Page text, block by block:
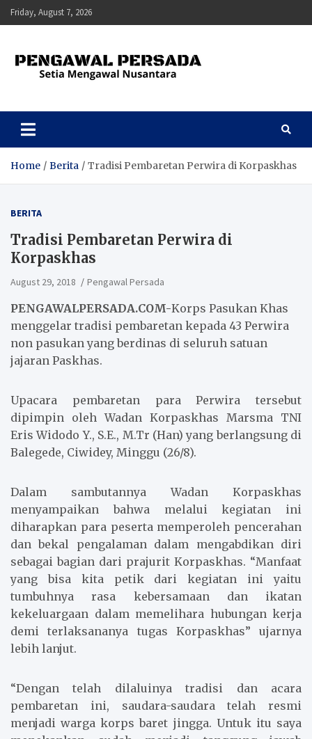
Skip
to
Friday, August 7, 2026
Pengawal Persada
Home Berita Tradisi Pembaretan Perwira di Korpaskhas
BERITA
Tradisi Pembaretan Perwira di
Korpaskhas
August 29, 2018 Pengawal Persada
PENGAWALPERSADA.COM-Korps Pasukan Khas
menggelar tradisi pembaretan kepada 43 Perwira
non pasukan yang berdinas di seluruh satuan
jajaran Paskhas.
Upacara pembaretan para Perwira tersebut
dipimpin oleh Wadan Korpaskhas Marsma TNI
Eris Widodo Y., S.E., M.Tr (Han) yang berlangsung di
Balegede, Ciwidey, Minggu (26/8).
Dalam sambutannya Wadan Korpaskhas
menyampaikan bahwa melalui kegiatan ini
diharapkan para peserta memperoleh pencerahan
dan bekal pengalaman dalam mengabdikan diri
sebagai bagian dari prajurit Korpaskhas. “Manfaat
yang bisa kita petik dari kegiatan ini yaitu
tumbuhnya rasa kebersamaan dan ikatan
kekeluargaan dalam memelihara hubungan kerja
demi terlaksananya tugas Korpaskhas” ujarnya
lebih lanjut.
“Dengan telah dilaluinya tradisi dan acara
pembaretan ini, saudara-saudara telah resmi
menjadi warga korps baret jingga. Untuk itu saya